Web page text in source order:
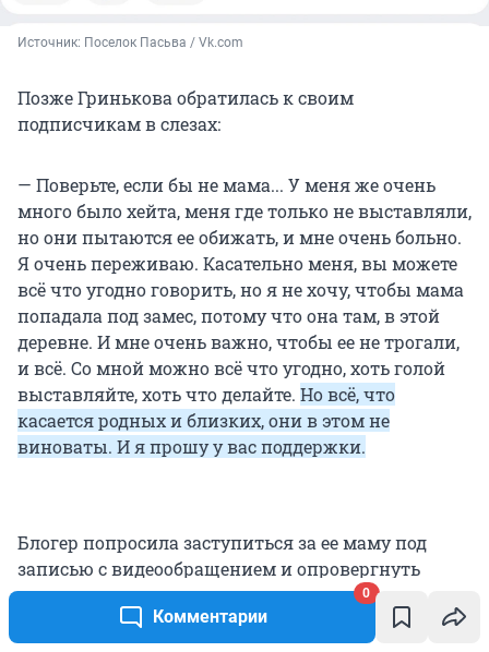
Комментарии
0
Источник: Поселок Пасьва / Vk.com
Позже Гринькова обратилась к своим
подписчикам в слезах:
— Поверьте, если бы не мама... У меня же очень
много было хейта, меня где только не выставляли,
но они пытаются ее обижать, и мне очень больно.
Я очень переживаю. Касательно меня, вы можете
всё что угодно говорить, но я не хочу, чтобы мама
попадала под замес, потому что она там, в этой
деревне. И мне очень важно, чтобы ее не трогали,
и всё. Со мной можно всё что угодно, хоть голой
выставляйте, хоть что делайте. Но всё, что
касается родных и близких, они в этом не
виноваты. И я прошу у вас поддержки.
Блогер попросила заступиться за ее маму под
записью с видеообращением и опровергнуть
каждый комментарий. Позднее эти посты также
были удалены.